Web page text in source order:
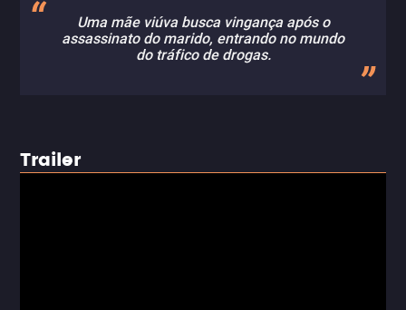
Uma mãe viúva busca vingança após o
assassinato do marido, entrando no mundo
do tráfico de drogas.
Trailer